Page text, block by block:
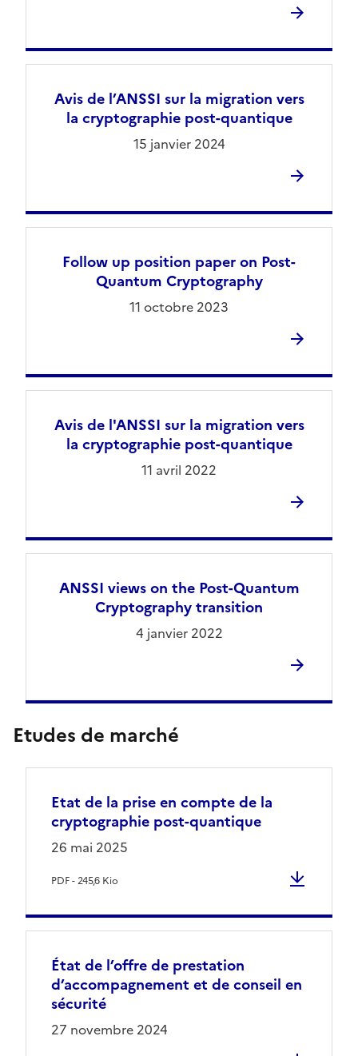
Avis de l’ANSSI sur la migration vers
la cryptographie post-quantique
15 janvier 2024
Follow up position paper on Post-
Quantum Cryptography
11 octobre 2023
Avis de l'ANSSI sur la migration vers
la cryptographie post-quantique
11 avril 2022
ANSSI views on the Post-Quantum
Cryptography transition
4 janvier 2022
Etudes de marché
Etat de la prise en compte de la
cryptographie post-quantique
26 mai 2025
PDF - 245,6 Kio
État de l’offre de prestation
d’accompagnement et de conseil en
sécurité
27 novembre 2024